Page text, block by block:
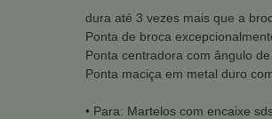
dura até 3 vezes mais que a
Ponta de broca
Ponta centradora com ângulo
Ponta maciça em metal duro
• Para: Martelos com encaixe